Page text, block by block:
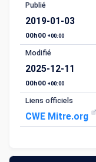
Publié
2019-01-03
00h00 +00:00
Modifié
2025-12-11
00h00 +00:00
Liens officiels
CWE Mitre.org